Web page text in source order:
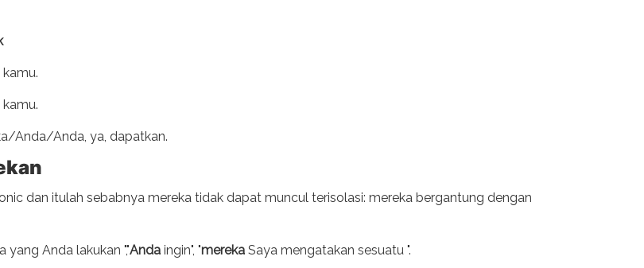
Anda/Anda, ya, dapatkan.
dan itulah sebabnya mereka tidak dapat muncul terisolasi: mereka bergantung dengan
Anda lakukan ","Anda ingin", "mereka Saya mengatakan sesuatu ".